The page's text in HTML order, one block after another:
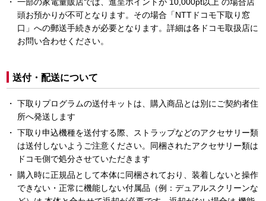
一部の家電量販店では、進呈ポイントが 10,000pt以上 の場合店
頭お預かりが不可となります。その場合「NTTドコモ下取り窓
口」への郵送手続きが必要となります。詳細は各ドコモ取扱店に
お問い合わせください。
送付・配送について
下取りプログラムの送付キットは、購入商品とは別にご契約者住
所へ発送します
下取り申込機種を送付する際、ストラップなどのアクセサリー類
は送付しないようご注意ください。同梱されたアクセサリー類は
ドコモ側で処分させていただきます
購入時に正規品として本体に同梱されており、装着しないと操作
できない・正常に機能しない付属品（例：デュアルスクリーンな